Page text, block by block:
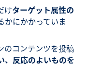
けターゲット属性の
かにかかっていま
のコンテンツを投稿
、反応のよいものを